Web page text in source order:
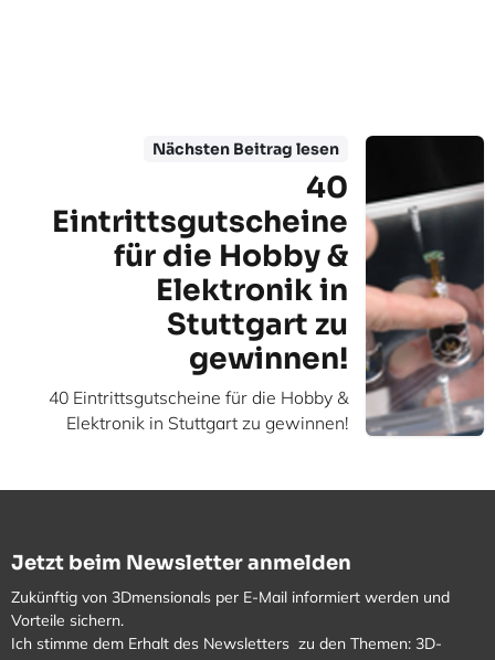
Nächsten Beitrag lesen
40
Eintrittsgutscheine
für die Hobby &
Elektronik in
Stuttgart zu
gewinnen!
40 Eintrittsgutscheine für die Hobby &
Elektronik in Stuttgart zu gewinnen!
Jetzt beim Newsletter anmelden
Zukünftig von 3Dmensionals per E-Mail informiert werden und
Vorteile sichern.
Ich stimme dem Erhalt des Newsletters zu den Themen: 3D-